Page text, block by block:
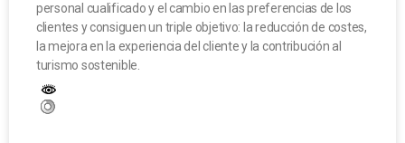
personal cualificado y el cambio en las preferencias de los
clientes y consiguen un triple objetivo: la reducción de costes,
la mejora en la experiencia del cliente y la contribución al
turismo sostenible.